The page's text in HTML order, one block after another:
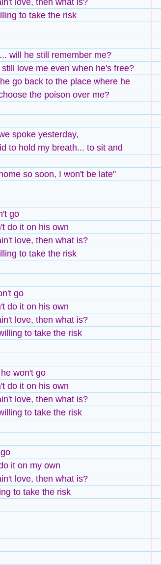
love, then what is?
to take the risk
will he still remember me?
love me even when he's free?
go back to the place where he
the poison over me?
spoke yesterday,
to hold my breath... to sit and
so soon, I won't be late"
go
do it on his own
love, then what is?
to take the risk
go
do it on his own
love, then what is?
to take the risk
won't go
do it on his own
love, then what is?
to take the risk
it on my own
love, then what is?
to take the risk